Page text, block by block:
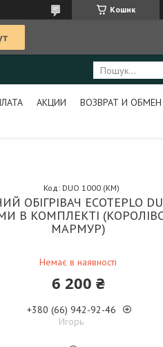
Кошик
АКЦИИ ВОЗВРАТ И ОБМЕН
ОБІГРІВАЧ ECOTEPLO
В КОМПЛЕКТІ
МАРМУР)
Немає в наявності
Код: DUO 1000 (КМ)
6 200 ₴
+380 (66) 942-92-46
Игорь